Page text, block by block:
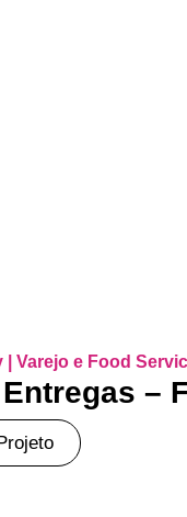
| Varejo e Food
–